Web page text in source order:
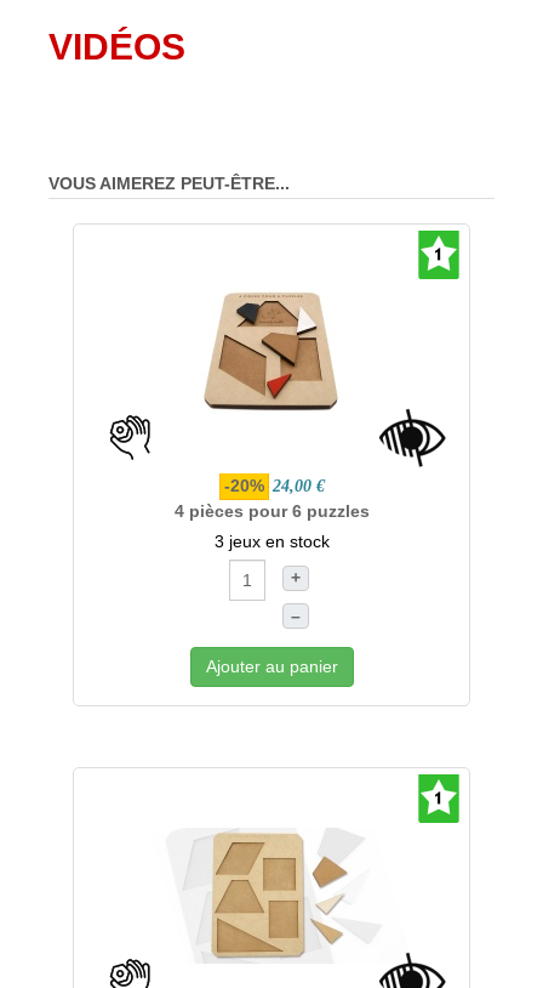
VIDÉOS
VOUS AIMEREZ PEUT-ÊTRE...
-20% 24,00 €
4 pièces pour 6 puzzles
3 jeux en stock
+
–
Ajouter au panier